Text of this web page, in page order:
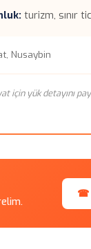
turizm, sınır
Nusaybin
için yük detayını
☎